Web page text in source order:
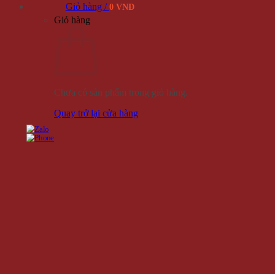
Giỏ hàng / 0 VNĐ
Giỏ hàng
Chưa có sản phẩm trong giỏ hàng.
Quay trở lại cửa hàng